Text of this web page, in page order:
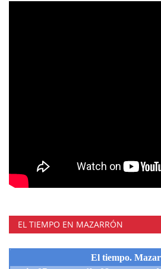
EL TIEMPO EN MAZARRÓN